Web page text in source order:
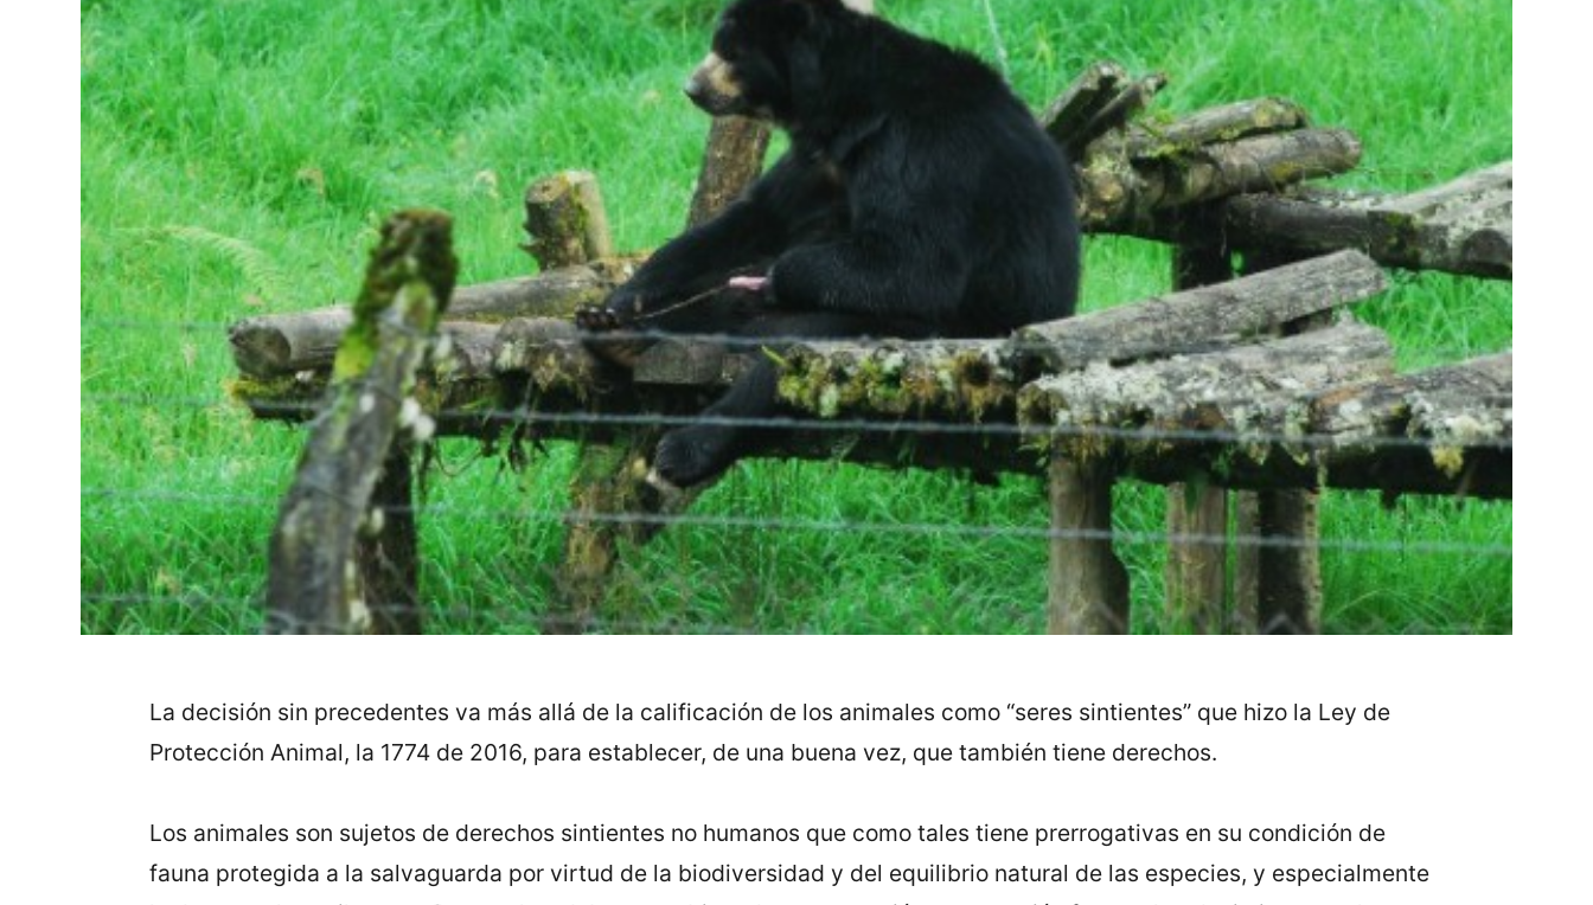
La decisión sin precedentes va más allá de la calificación de los animales como “seres sintientes” que hizo la Ley de
Protección Animal, la 1774 de 2016, para establecer, de una buena vez, que también tiene derechos.
Los animales son sujetos de derechos sintientes no humanos que como tales tiene prerrogativas en su condición de
fauna protegida a la salvaguarda por virtud de la biodiversidad y del equilibrio natural de las especies, y especialmente